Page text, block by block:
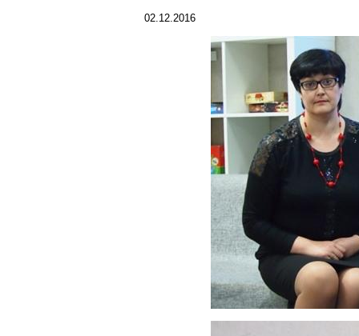
02.12.2016